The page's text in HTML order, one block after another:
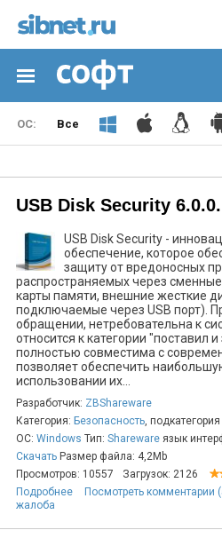
Все
USB Disk Security
USB Disk Security -
обеспечение, которое
защиту от вредоносных
распространяемых через
карты памяти, внешние жесткие
подключаемые через USB порт).
обращении, нетребовательна к
относится к категории "поставил
полностью совместима с
позволяет обеспечить
использовании их...
Разработчик: ZBShareware
Категория: Безопасность, подкатегория
ОС: Windows Тип: Shareware язык
Скачать Размер файла: 4,2Mb
Просмотров: 10557
Загрузок: 2126
Подробнее
Посмотреть комментарии
жалоба